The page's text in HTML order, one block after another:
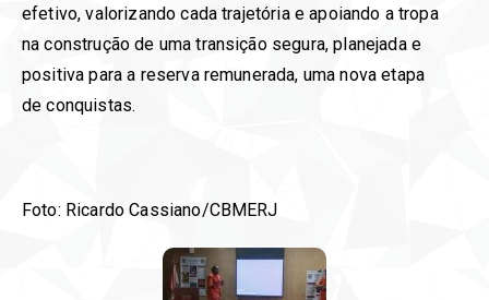
efetivo, valorizando cada trajetória e apoiando a tropa
na construção de uma transição segura, planejada e
positiva para a reserva remunerada, uma nova etapa
de conquistas.
Foto: Ricardo Cassiano/CBMERJ